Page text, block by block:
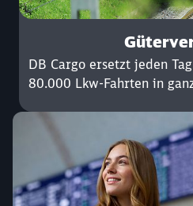
DB Cargo ersetzt jeden
80.000 Lkw-Fahrten in